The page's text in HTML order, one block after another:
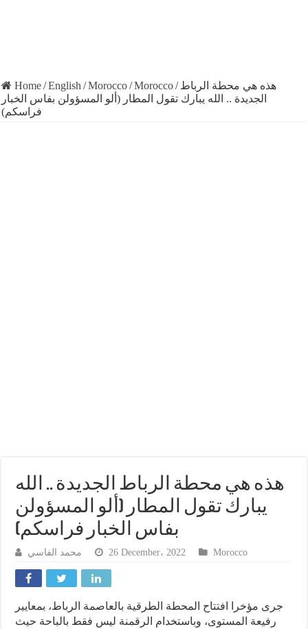
Home/English /Morocco/Morocco/ هذه هي محطة الرباط
الجديدة .. الله يبارك تقول المطار (ألو المسؤولن بفاس الخبار
فراسكم)
هذه هي محطة الرباط الجديدة .. الله
يبارك تقول المطار (ألو المسؤولن
بفاس الخبار فراسكم)
محمد الفاسي 26 December، 2022 Morocco
جرى مؤخرا افتتاح المحطة الطرقية بالعاصمة الرباط، بمعايير
رفيعة المستوى، وباستخدام الرقمنة ليس فقط بالباحة حيث